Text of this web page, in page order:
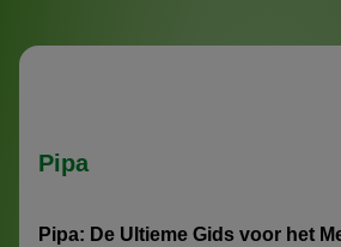
Pipa
Pipa: De Ultieme Gids voor het